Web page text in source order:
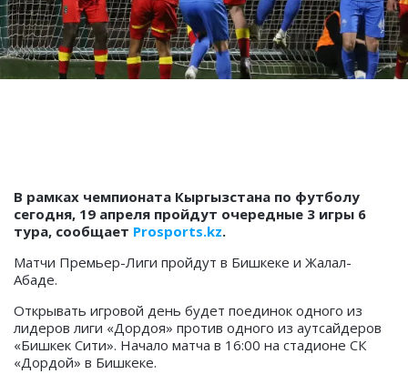
В рамках чемпионата Кыргызстана по футболу
сегодня, 19 апреля пройдут очередные 3 игры 6
тура, сообщает Prosports.kz.
Матчи Премьер-Лиги пройдут в Бишкеке и Жалал-
Абаде.
Открывать игровой день будет поединок одного из
лидеров лиги «Дордоя» против одного из аутсайдеров
«Бишкек Сити». Начало матча в 16:00 на стадионе СК
«Дордой» в Бишкеке.